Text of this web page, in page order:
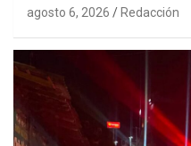
agosto 6, 2026 Redacción